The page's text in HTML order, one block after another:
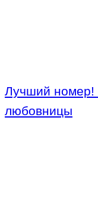
Лучший номер!
любовницы